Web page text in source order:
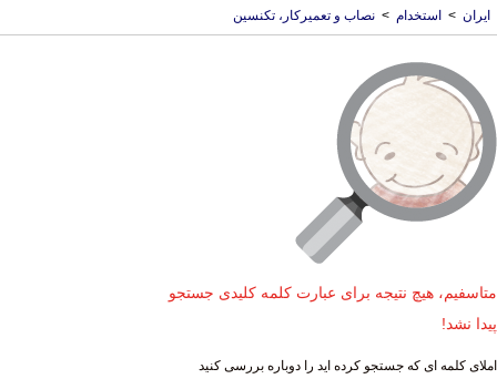
ایران > استخدام > نصاب و تعمیرکار، تکنسین
متاسفیم، هیچ نتیجه برای عبارت کلمه کلیدی جستجو
پیدا نشد!
املای کلمه ای که جستجو کرده اید را دوباره بررسی کنید